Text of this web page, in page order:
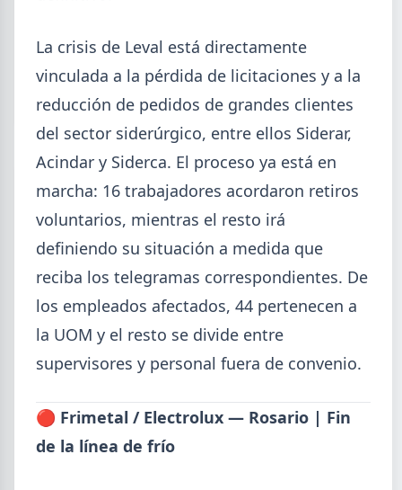
La distribuidora siderometalúrgica, fundada en
1974 en San Fernando, sumó un local sobre Av.
Andrés Rolón, su primer punto de venta en San
Isidro.
Informe ADIMRA junio 2026: la
producción metalúrgica cayó 4,6%
La crisis de Leval está directamente
vinculada a la pérdida de licitaciones y a la
reducción de pedidos de grandes clientes
del sector siderúrgico, entre ellos Siderar,
Acindar y Siderca. El proceso ya está en
marcha: 16 trabajadores acordaron retiros
voluntarios, mientras el resto irá
definiendo su situación a medida que
reciba los telegramas correspondientes. De
los empleados afectados, 44 pertenecen a
la UOM y el resto se divide entre
supervisores y personal fuera de convenio.
🔴 Frimetal / Electrolux — Rosario | Fin
de la línea de frío